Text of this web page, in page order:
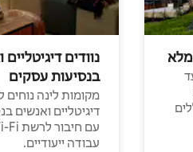
נוודים
בנסיעות עסקים
מקומות לינה נוחים
דיגיטליים ואנשים
עבודה ייעודיים.